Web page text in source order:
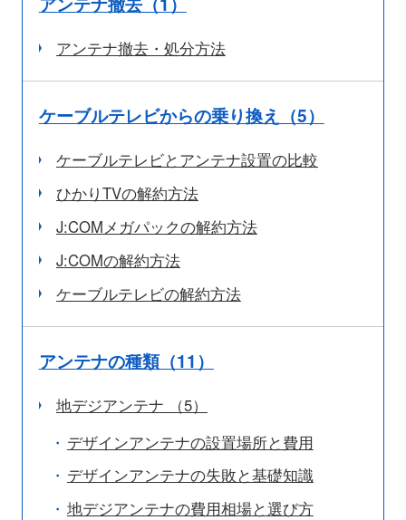
アンテナ撤去・処分方法
ケーブルテレビからの乗り換え（5）
ケーブルテレビとアンテナ設置の比較
ひかりTVの解約方法
J:COMメガパックの解約方法
J:COMの解約方法
ケーブルテレビの解約方法
アンテナの種類（11）
地デジアンテナ （5）
デザインアンテナの設置場所と費用
デザインアンテナの失敗と基礎知識
地デジアンテナの費用相場と選び方